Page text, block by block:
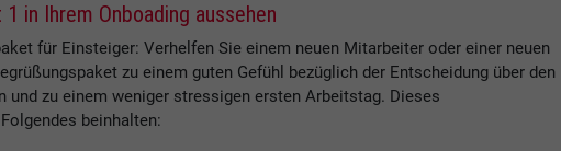
in Ihrem Onboading aussehen
für Einsteiger: Verhelfen Sie einem neuen Mitarbeiter oder einer neuen
zu einem guten Gefühl bezüglich der Entscheidung über den
und zu einem weniger stressigen ersten Arbeitstag. Dieses
beinhalten: